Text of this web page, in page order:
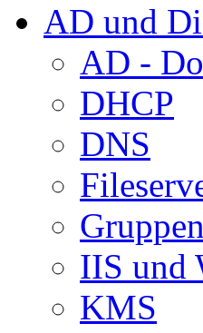
AD und
AD -
DHCP
DNS
IIS und
KMS